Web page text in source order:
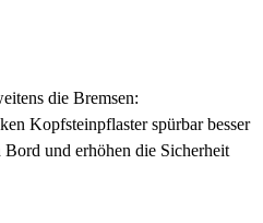
die Bremsen:
Kopfsteinpflaster spürbar besser
und erhöhen die Sicherheit